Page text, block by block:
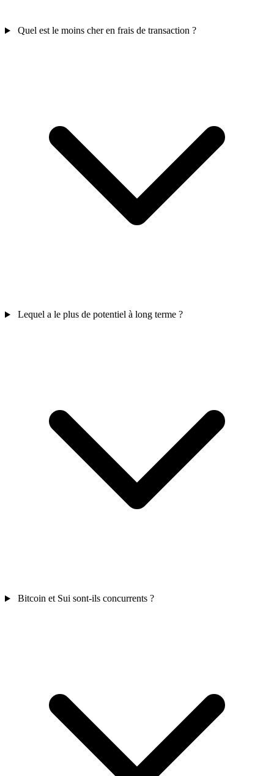
Quel est le moins cher en frais de transaction ?
Lequel a le plus de potentiel à long terme ?
Bitcoin et Sui sont-ils concurrents ?